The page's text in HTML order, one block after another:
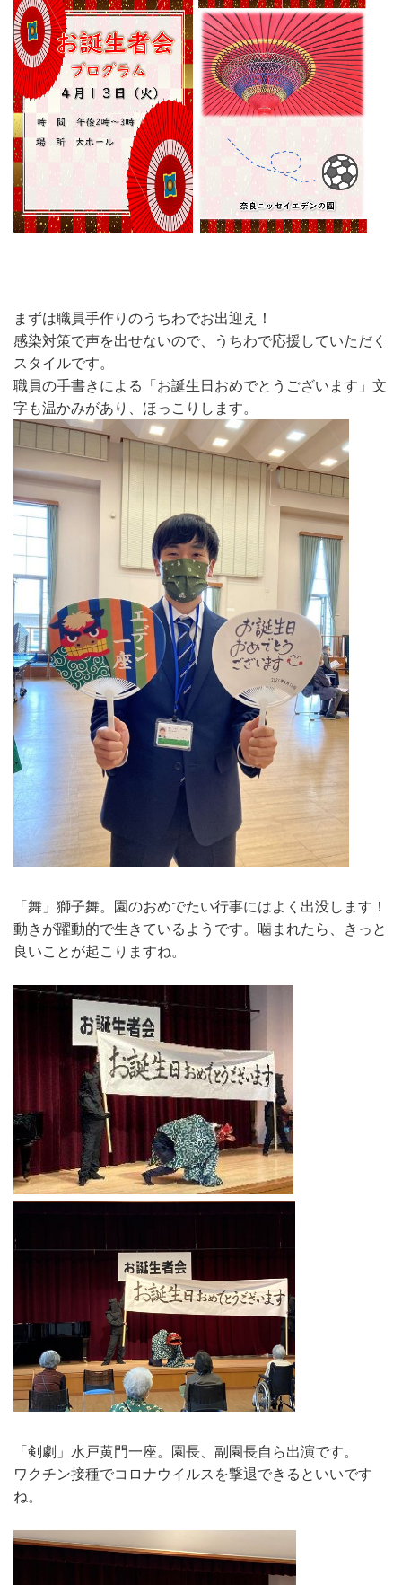
まずは職員手作りのうちわでお出迎え！
感染対策で声を出せないので、うちわで応援していただく
スタイルです。
職員の手書きによる「お誕生日おめでとうございます」文
字も温かみがあり、ほっこりします。
「舞」獅子舞。園のおめでたい行事にはよく出没します！
動きが躍動的で生きているようです。噛まれたら、きっと
良いことが起こりますね。
「剣劇」水戸黄門一座。園長、副園長自ら出演です。
ワクチン接種でコロナウイルスを撃退できるといいです
ね。